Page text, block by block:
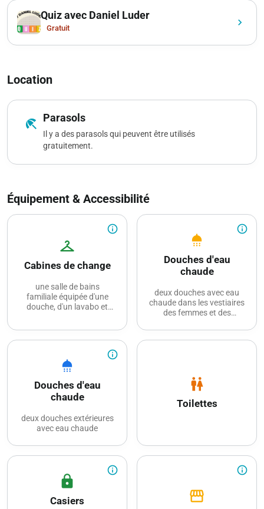
chevron_right
Quiz avec Daniel Luder
Gratuit
Location
beach_access Parasols
Il y a des parasols qui peuvent être utilisés
gratuitement.
Équipement & Accessibilité
info_outline
checkroom
Cabines de change
une salle de bains
familiale équipée d'une
douche, d'un lavabo et
info_outline
shower
Douches d'eau
chaude
deux douches avec eau
chaude dans les vestiaires
des femmes et des
info_outline
shower
Douches d'eau
chaude
deux douches extérieures
avec eau chaude
wc
Toilettes
info_outline
lock
Casiers
info_outline
storefront